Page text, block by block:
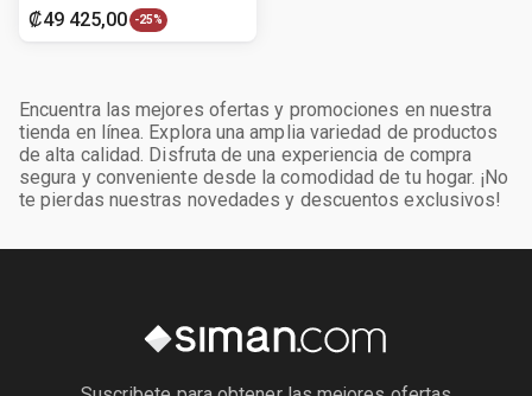
₡49 425,00 -25%
Encuentra las mejores ofertas y promociones en nuestra
tienda en línea. Explora una amplia variedad de productos
de alta calidad. Disfruta de una experiencia de compra
segura y conveniente desde la comodidad de tu hogar. ¡No
te pierdas nuestras novedades y descuentos exclusivos!